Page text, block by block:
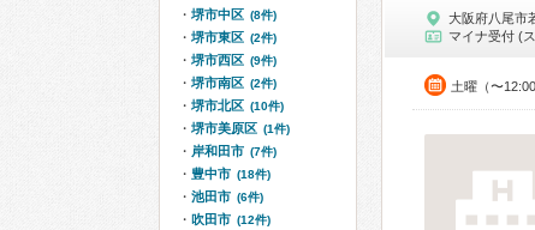
大阪府八尾市
マイナ受付 (
土曜（〜12:00
堺市中区 (8件)
堺市東区 (2件)
堺市西区 (9件)
堺市南区 (2件)
堺市北区 (10件)
堺市美原区 (1件)
岸和田市 (7件)
豊中市 (18件)
池田市 (6件)
吹田市 (12件)